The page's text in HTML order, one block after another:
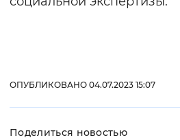
ОПУБЛИКОВАНО 04.07.2023 15:07
Поделиться новостью